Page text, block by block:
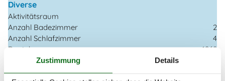
Diverse
Aktivitätsraum
Anzahl Badezimmer
2
Anzahl Schlafzimmer
4
Baujahr
1969
Eingezäunt
Geschlossene Terrasse
Zustimmung Details